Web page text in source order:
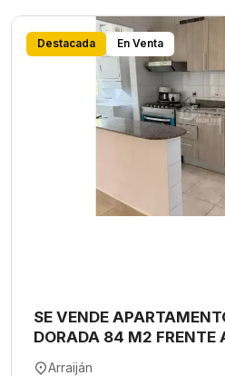
Destacada En Venta
SE VENDE
DORADA 84 M2 FRENTE
Arraiján